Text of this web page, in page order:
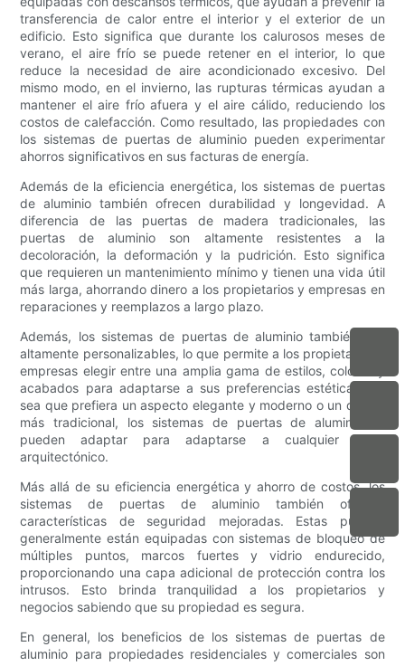
transferencia de calor entre el interior y el exterior de un
edificio. Esto significa que durante los calurosos meses de
verano, el aire frío se puede retener en el interior, lo que
reduce la necesidad de aire acondicionado excesivo. Del
mismo modo, en el invierno, las rupturas térmicas ayudan a
mantener el aire frío afuera y el aire cálido, reduciendo los
costos de calefacción. Como resultado, las propiedades con
los sistemas de puertas de aluminio pueden experimentar
ahorros significativos en sus facturas de energía.
Además de la eficiencia energética, los sistemas de puertas
de aluminio también ofrecen durabilidad y longevidad. A
diferencia de las puertas de madera tradicionales, las
puertas de aluminio son altamente resistentes a la
decoloración, la deformación y la pudrición. Esto significa
que requieren un mantenimiento mínimo y tienen una vida útil
más larga, ahorrando dinero a los propietarios y empresas en
reparaciones y reemplazos a largo plazo.
Además, los sistemas de puertas de aluminio también son
altamente personalizables, lo que permite a los propietarios y
empresas elegir entre una amplia gama de estilos, colores y
acabados para adaptarse a sus preferencias estéticas. Ya
sea que prefiera un aspecto elegante y moderno o un diseño
más tradicional, los sistemas de puertas de aluminio se
pueden adaptar para adaptarse a cualquier estilo
arquitectónico.
Más allá de su eficiencia energética y ahorro de costos, los
sistemas de puertas de aluminio también ofrecen
características de seguridad mejoradas. Estas puertas
generalmente están equipadas con sistemas de bloqueo de
múltiples puntos, marcos fuertes y vidrio endurecido,
proporcionando una capa adicional de protección contra los
intrusos. Esto brinda tranquilidad a los propietarios y
negocios sabiendo que su propiedad es segura.
En general, los beneficios de los sistemas de puertas de
aluminio para propiedades residenciales y comerciales son